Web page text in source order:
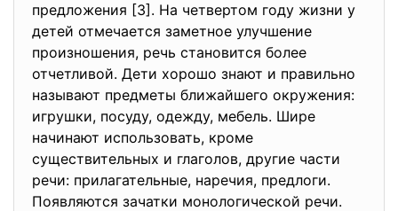
предложения [3]. На четвертом году жизни у
детей отмечается заметное улучшение
произношения, речь становится более
отчетливой. Дети хорошо знают и правильно
называют предметы ближайшего окружения:
игрушки, посуду, одежду, мебель. Шире
начинают использовать, кроме
существительных и глаголов, другие части
речи: прилагательные, наречия, предлоги.
Появляются зачатки монологической речи.